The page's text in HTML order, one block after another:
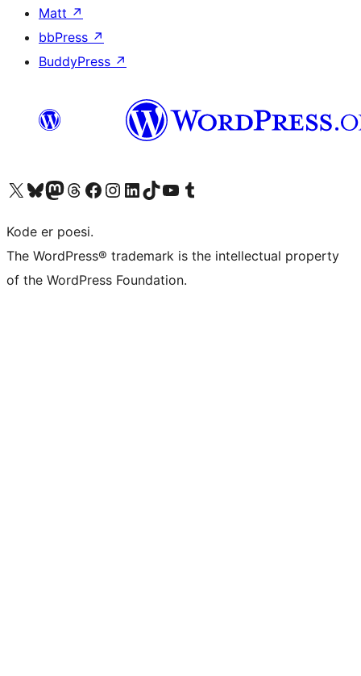
Matt ↗
bbPress ↗
BuddyPress ↗
Besøg vores X (tidligere Twitter) konto
Besøg vores Bluesky-konto
Besøg vores Mastodon konto
Besøg vores Threads-konto
Besøg vores Facebook sideBesøg vores Instagram konto
Besøg vores LinkedIn konto
Besøg vores TikTok-konto
Besøg vores YouTube-kanalBesøg vores Tumblr-konto
Kode er poesi.
The WordPress® trademark is the intellectual property
of the WordPress Foundation.